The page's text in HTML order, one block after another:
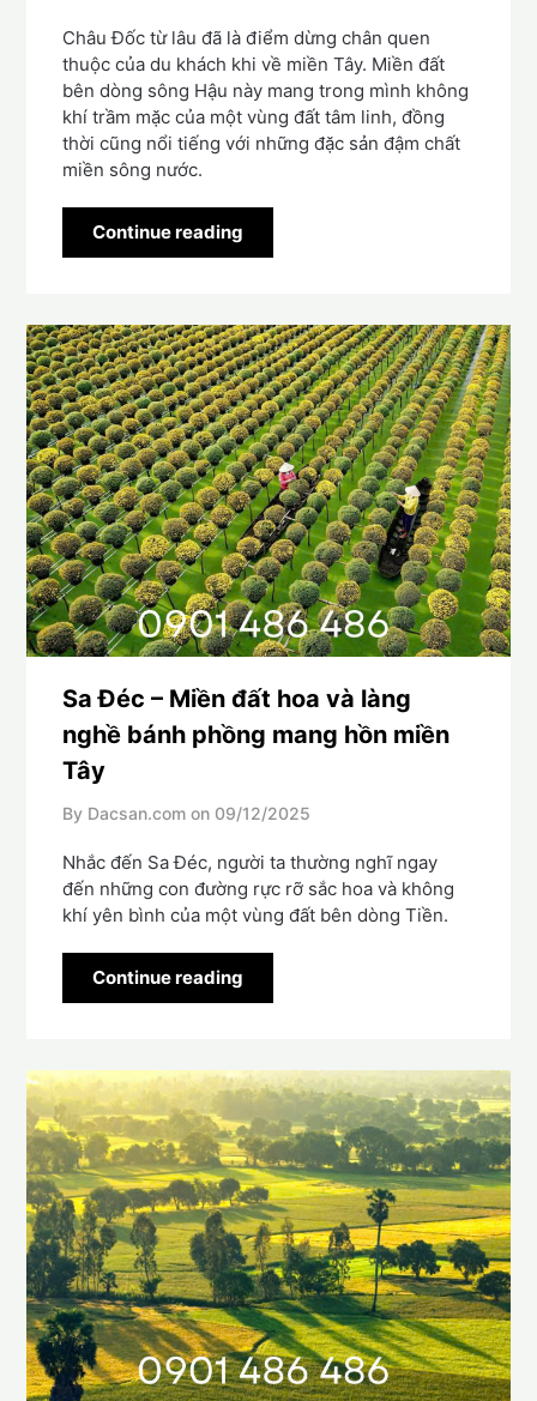
Châu Đốc từ lâu đã là điểm dừng chân quen
thuộc của du khách khi về miền Tây. Miền đất
bên dòng sông Hậu này mang trong mình không
khí trầm mặc của một vùng đất tâm linh, đồng
thời cũng nổi tiếng với những đặc sản đậm chất
miền sông nước.
Continue reading
Sa Đéc – Miền đất hoa và làng
nghề bánh phồng mang hồn miền
Tây
By Dacsan.com on 09/12/2025
Nhắc đến Sa Đéc, người ta thường nghĩ ngay
đến những con đường rực rỡ sắc hoa và không
khí yên bình của một vùng đất bên dòng Tiền.
Continue reading